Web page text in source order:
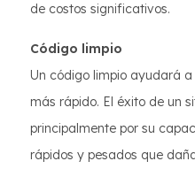
de costos significativos.
Código limpio
Un código limpio ayudará
más rápido. El éxito de un
principalmente por su
rápidos y pesados que